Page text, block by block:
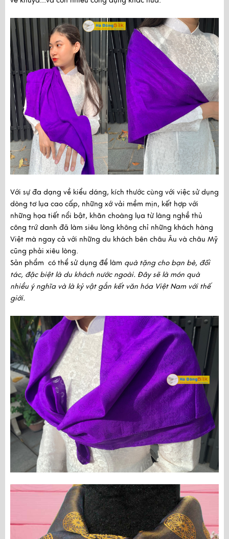
Với sự đa dạng về kiểu dáng, kích thước cùng với việc sử dụng
dòng tơ lụa cao cấp, những xớ vải mềm mịn, kết hợp với
những họa tiết nổi bật, khăn choàng lụa từ làng nghề thủ
công trứ danh đã làm siêu lòng không chỉ những khách hàng
Việt mà ngay cả với những du khách bên châu Âu và châu Mỹ
cũng phải xiêu lòng.
Sản phẩm có thể sử dụng để làm quà tặng cho bạn bè, đối
tác, đặc biệt là du khách nước ngoài. Đây sẽ là món quà
nhiều ý nghĩa và là kỷ vật gắn kết văn hóa Việt Nam với thế
giới.